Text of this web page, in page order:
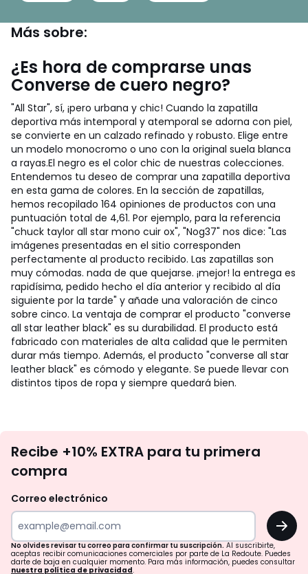
Más sobre:
¿Es hora de comprarse unas
Converse de cuero negro?
"All Star", sí, ¡pero urbana y chic! Cuando la zapatilla
deportiva más intemporal y atemporal se adorna con piel,
se convierte en un calzado refinado y robusto. Elige entre
un modelo monocromo o uno con la original suela blanca
a rayas.El negro es el color chic de nuestras colecciones.
Entendemos tu deseo de comprar una zapatilla deportiva
en esta gama de colores. En la sección de zapatillas,
hemos recopilado 164 opiniones de productos con una
puntuación total de 4,61. Por ejemplo, para la referencia
"chuck taylor all star mono cuir ox", "Nog37" nos dice: "Las
imágenes presentadas en el sitio corresponden
perfectamente al producto recibido. Las zapatillas son
muy cómodas. nada de que quejarse. ¡mejor! la entrega es
rapidísima, pedido hecho el día anterior y recibido al día
siguiente por la tarde" y añade una valoración de cinco
sobre cinco. La ventaja de comprar el producto "converse
all star leather black" es su durabilidad. El producto está
fabricado con materiales de alta calidad que le permiten
durar más tiempo. Además, el producto "converse all star
leather black" es cómodo y elegante. Se puede llevar con
distintos tipos de ropa y siempre quedará bien.
te
tu
para
confirmar
Recibe +10% EXTRA para tu primera
compra
Correo electrónico
OK
No olvides revisar tu correo para confirmar tu suscripción. Al suscribirte,
aceptas recibir comunicaciones comerciales por parte de La Redoute. Puedes
darte de baja en cualquier momento. Para más información, puedes consultar
nuestra política de privacidad.